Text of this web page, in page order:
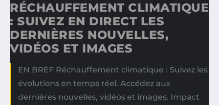
RÉCHAUFFEMENT CLIMATIQUE
: SUIVEZ EN DIRECT LES
DERNIÈRES NOUVELLES,
VIDÉOS ET IMAGES
EN BREF Réchauffement climatique : Suivez les
évolutions en temps réel. Accédez aux
dernières nouvelles, vidéos et images. Impact